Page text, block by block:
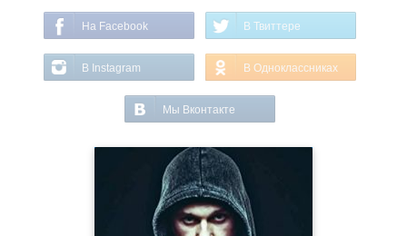
На Facebook В Твиттере
В Instagram В Одноклассниках
Мы Вконтакте